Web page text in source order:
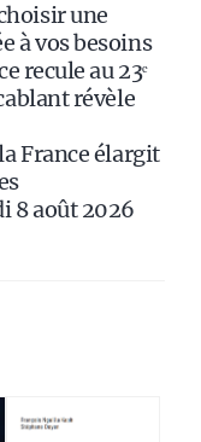
une
à vos besoins
recule au 23ᵉ
révèle
France élargit
8 août 2026